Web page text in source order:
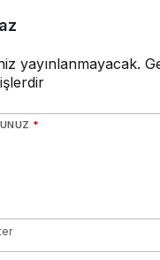
yayınlanmayacak.
*